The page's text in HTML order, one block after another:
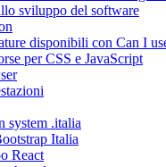
sviluppo del software
disponibili con Can I
per CSS e JavaScript
system .italia
Italia
React